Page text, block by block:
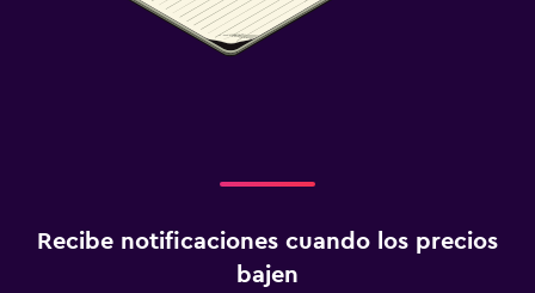
Recibe notificaciones cuando los precios
bajen